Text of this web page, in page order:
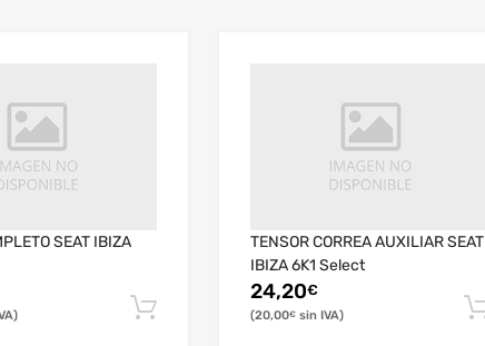
SEAT IBIZA
TENSOR CORREA AUXILIAR SEAT
IBIZA 6K1 Select
24,20€
20,00€